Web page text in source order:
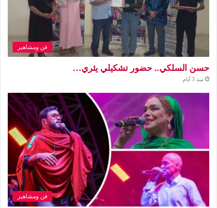
فن ومشاهير
حسن السلكي.. حضور تشكيلي يثري…
منذ 3 أيام
فن ومشاهير